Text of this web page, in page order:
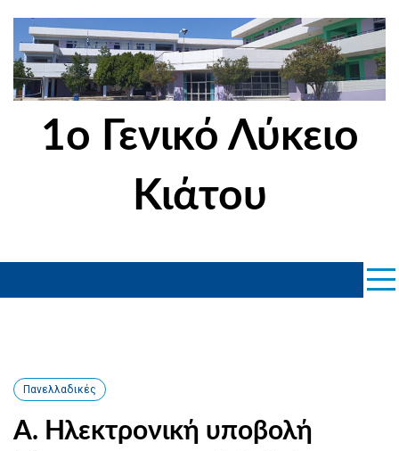
content
1ο Γενικό Λύκειο
Κιάτου
Πανελλαδικές
Α. Ηλεκτρονική υποβολή